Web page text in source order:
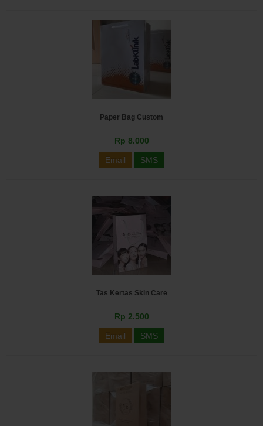
Paper Bag Custom
Rp 8.000
Email SMS
Tas Kertas Skin Care
Rp 2.500
Email SMS